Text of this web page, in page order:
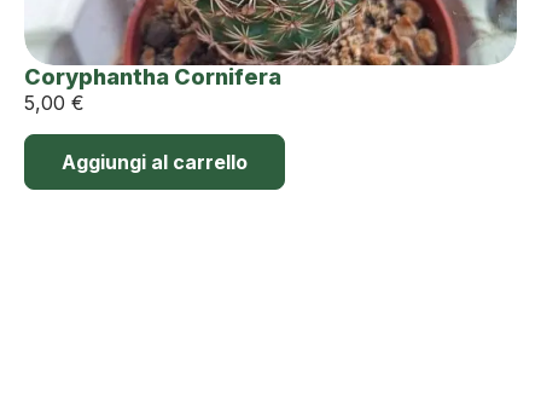
Coryphantha Cornifera
5,00 €
Aggiungi al carrello